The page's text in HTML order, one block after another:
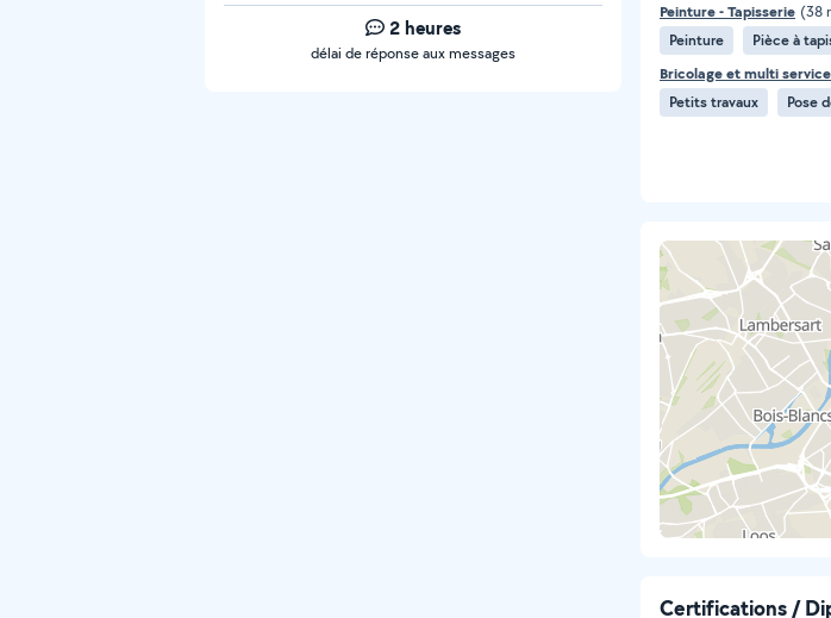
2 heures
délai de réponse aux messages
Peinture - Tapisserie (38
Peinture
Pièce à
Bricolage et multi
Petits travaux
Pose
Certifications /